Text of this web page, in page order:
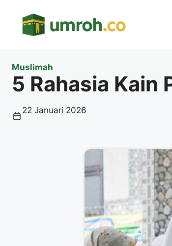
Muslimah
5 Rahasia Kain
22 Januari 2026